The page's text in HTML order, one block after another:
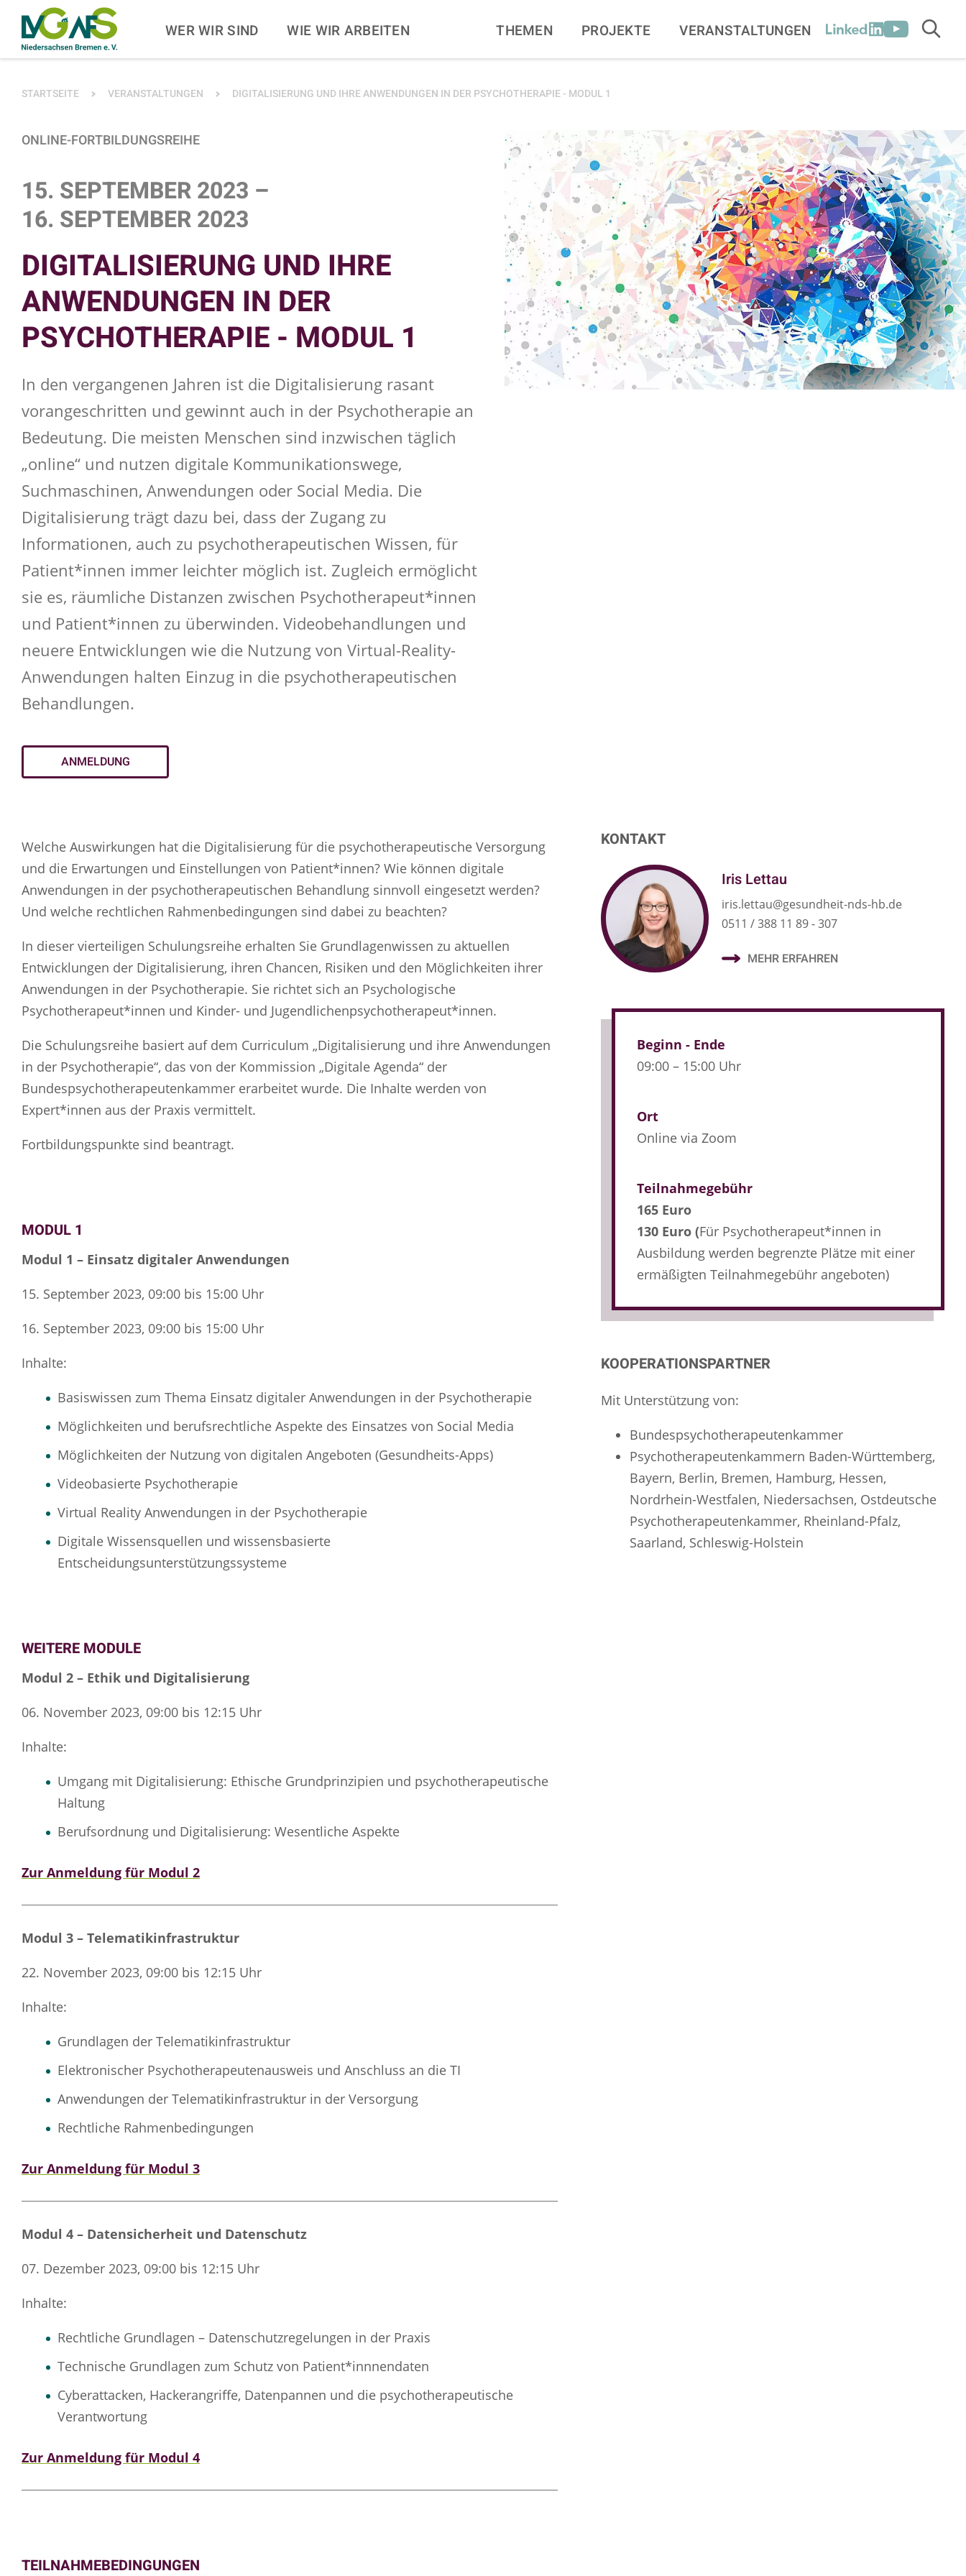
ZUM HAUPTINHALT SPRINGENWER WIR SIND WIE WIR ARBEITEN THEMEN PROJEKTE VERANSTALTUNGEN [SOCIALLINKSTITLE]
SIE BEFINDEN SICH HIER:
STARTSEITE VERANSTALTUNGEN DIGITALISIERUNG UND IHRE ANWENDUNGEN IN DER PSYCHOTHERAPIE - MODUL 1
ONLINE-FORTBILDUNGSREIHE
15. SEPTEMBER 2023 –
16. SEPTEMBER 2023
DIGITALISIERUNG UND IHRE
ANWENDUNGEN IN DER
PSYCHOTHERAPIE - MODUL 1
In den vergangenen Jahren ist die Digitalisierung rasant
vorangeschritten und gewinnt auch in der Psychotherapie an
Bedeutung. Die meisten Menschen sind inzwischen täglich
„online“ und nutzen digitale Kommunikationswege,
Suchmaschinen, Anwendungen oder Social Media. Die
Digitalisierung trägt dazu bei, dass der Zugang zu
Informationen, auch zu psychotherapeutischen Wissen, für
Patient*innen immer leichter möglich ist. Zugleich ermöglicht
sie es, räumliche Distanzen zwischen Psychotherapeut*innen
und Patient*innen zu überwinden. Videobehandlungen und
neuere Entwicklungen wie die Nutzung von Virtual-Reality-
Anwendungen halten Einzug in die psychotherapeutischen
Behandlungen.
ANMELDUNG
Welche Auswirkungen hat die Digitalisierung für die psychotherapeutische Versorgung
und die Erwartungen und Einstellungen von Patient*innen? Wie können digitale
Anwendungen in der psychotherapeutischen Behandlung sinnvoll eingesetzt werden?
Und welche rechtlichen Rahmenbedingungen sind dabei zu beachten?
In dieser vierteiligen Schulungsreihe erhalten Sie Grundlagenwissen zu aktuellen
Entwicklungen der Digitalisierung, ihren Chancen, Risiken und den Möglichkeiten ihrer
Anwendungen in der Psychotherapie. Sie richtet sich an Psychologische
Psychotherapeut*innen und Kinder- und Jugendlichenpsychotherapeut*innen.
Die Schulungsreihe basiert auf dem Curriculum „Digitalisierung und ihre Anwendungen
in der Psychotherapie“, das von der Kommission „Digitale Agenda“ der
Bundespsychotherapeutenkammer erarbeitet wurde. Die Inhalte werden von
Expert*innen aus der Praxis vermittelt.
Fortbildungspunkte sind beantragt.
MODUL 1
Modul 1 – Einsatz digitaler Anwendungen
15. September 2023, 09:00 bis 15:00 Uhr
16. September 2023, 09:00 bis 15:00 Uhr
Inhalte:
Basiswissen zum Thema Einsatz digitaler Anwendungen in der Psychotherapie
Möglichkeiten und berufsrechtliche Aspekte des Einsatzes von Social Media
Möglichkeiten der Nutzung von digitalen Angeboten (Gesundheits-Apps)
Videobasierte Psychotherapie
Virtual Reality Anwendungen in der Psychotherapie
Digitale Wissensquellen und wissensbasierte
Entscheidungsunterstützungssysteme
WEITERE MODULE
Modul 2 – Ethik und Digitalisierung
06. November 2023, 09:00 bis 12:15 Uhr
Inhalte:
Umgang mit Digitalisierung: Ethische Grundprinzipien und psychotherapeutische
Haltung
Berufsordnung und Digitalisierung: Wesentliche Aspekte
Zur Anmeldung für Modul 2
Modul 3 – Telematikinfrastruktur
22. November 2023, 09:00 bis 12:15 Uhr
Inhalte:
Grundlagen der Telematikinfrastruktur
Elektronischer Psychotherapeutenausweis und Anschluss an die TI
Anwendungen der Telematikinfrastruktur in der Versorgung
Rechtliche Rahmenbedingungen
Zur Anmeldung für Modul 3
Modul 4 – Datensicherheit und Datenschutz
07. Dezember 2023, 09:00 bis 12:15 Uhr
Inhalte:
Rechtliche Grundlagen – Datenschutzregelungen in der Praxis
Technische Grundlagen zum Schutz von Patient*innnendaten
Cyberattacken, Hackerangriffe, Datenpannen und die psychotherapeutische
Verantwortung
Zur Anmeldung für Modul 4
TEILNAHMEBEDINGUNGEN
KONTAKT
Iris Lettau
iris.lettau@gesundheit-nds-hb.de
0511 / 388 11 89 - 307
MEHR ERFAHREN
Beginn - Ende
09:00 – 15:00 Uhr
Ort
Online via Zoom
Teilnahmegebühr
165 Euro
130 Euro (Für Psychotherapeut*innen in
Ausbildung werden begrenzte Plätze mit einer
ermäßigten Teilnahmegebühr angeboten)
KOOPERATIONSPARTNER
Mit Unterstützung von:
Bundespsychotherapeutenkammer
Psychotherapeutenkammern Baden-Württemberg,
Bayern, Berlin, Bremen, Hamburg, Hessen,
Nordrhein-Westfalen, Niedersachsen, Ostdeutsche
Psychotherapeutenkammer, Rheinland-Pfalz,
Saarland, Schleswig-Holstein